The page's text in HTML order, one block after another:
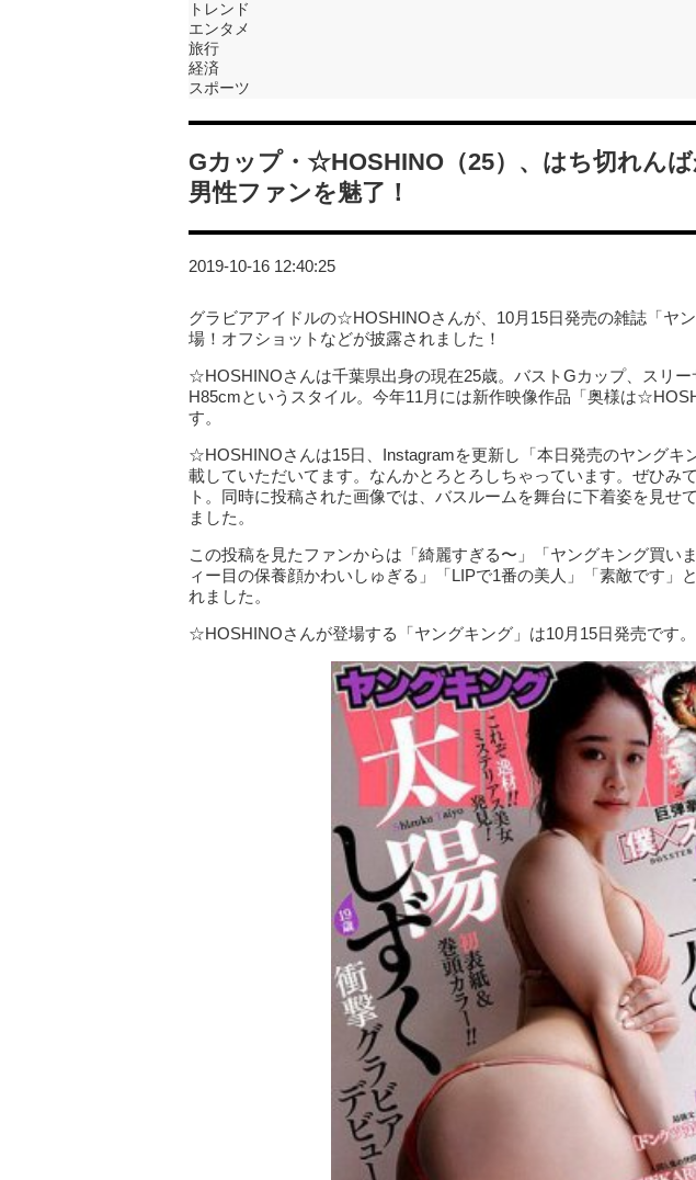
トレンド
エンタメ
旅行
経済
スポーツ
Gカップ・☆HOSHINO（25）、はち切れん
男性ファンを魅了！
2019-10-16 12:40:25
グラビアアイドルの☆HOSHINOさんが、10月15日発売の雑誌「ヤ
場！オフショットなどが披露されました！
☆HOSHINOさんは千葉県出身の現在25歳。バストGカップ、スリー
H85cmというスタイル。今年11月には新作映像作品「奥様は
す。
☆HOSHINOさんは15日、Instagramを更新し「本日発売のヤングキ
載していただいてます。なんかとろとろしちゃっています。ぜひみ
ト。同時に投稿された画像では、バスルームを舞台に下着姿を見せ
ました。
この投稿を見たファンからは「綺麗すぎる〜」「ヤングキング買い
ィー目の保養顔かわいしゅぎる」「LIPで1番の美人」「素敵です」
れました。
☆HOSHINOさんが登場する「ヤングキング」は10月15日発売です。